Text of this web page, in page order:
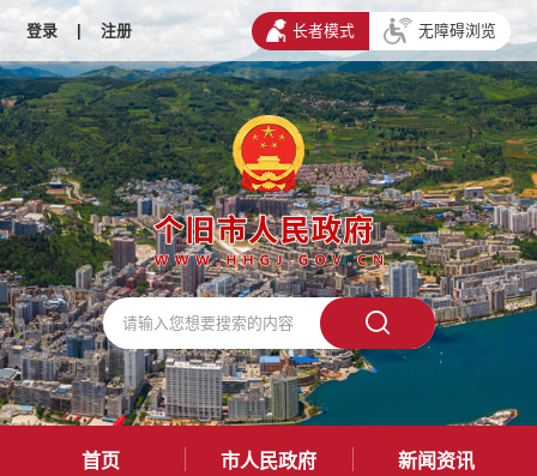
登录 | 注册 长者模式 无障碍浏览
首页 市人民政府 新闻资讯